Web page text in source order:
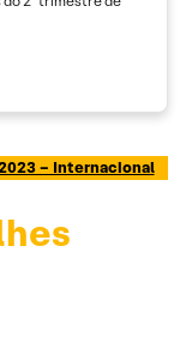
– Internacional